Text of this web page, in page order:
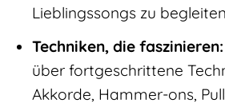
Lieblingssongs zu
Techniken, die faszinieren:
über fortgeschrittene
Akkorde, Hammer-ons,